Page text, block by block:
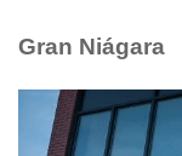
Gran Niágara